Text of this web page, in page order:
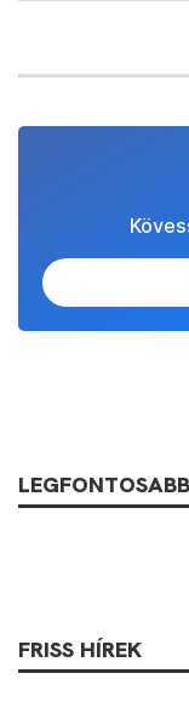
LEGFONTOSABB
FRISS HÍREK